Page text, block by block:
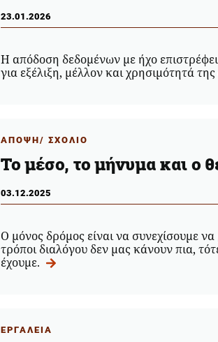
23.01.2026
Η απόδοση δεδομένων με ήχο
για εξέλιξη, μέλλον και χρησιμότητά
ΑΠΟΨΗ/ ΣΧΟΛΙΟ
Το μέσο, το μήνυμα και ο
03.12.2025
Ο μόνος δρόμος είναι να συνεχίσουμε
τρόποι διαλόγου δεν μας κάνουν πια,
έχουμε.
ΕΡΓΑΛΕΙΑ